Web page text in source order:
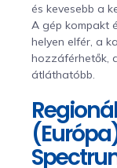
és kevesebb a
A gép kompakt
helyen elfér, a
hozzáférhetők,
átláthatóbb.